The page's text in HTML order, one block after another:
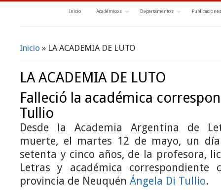
Inicio Académicos Departamentos Publicaciones
Se encuentra usted aquí
Inicio » LA ACADEMIA DE LUTO
LA ACADEMIA DE LUTO
Falleció la académica
Tullio
Desde la Academia Argentina de
muerte, el martes 12 de mayo, un
setenta y cinco años, de la profesora,
Letras y académica correspondiente
provincia de Neuquén Ángela Di Tullio.